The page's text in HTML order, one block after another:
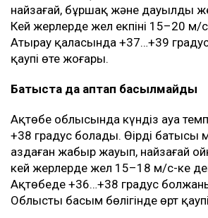
найзағай, бұршақ және дауылды
Кей жерлерде жел екпіні 15–20 м/
Атырау қаласында +37…+39 градус
қаупі өте жоғары.
Батыста да аптап басылмайды
Ақтөбе облысында күндіз ауа
+38 градус болады. Өңірдің батысы
аздаған жаңбыр жауып, найзағай
кей жерлерде жел 15–18 м/с-ке
Ақтөбеде +36…+38 градус
Облыстың басым бөлігінде өрт